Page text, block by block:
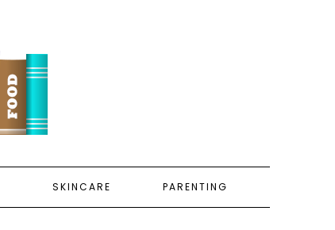
SKINCARE PARENTING